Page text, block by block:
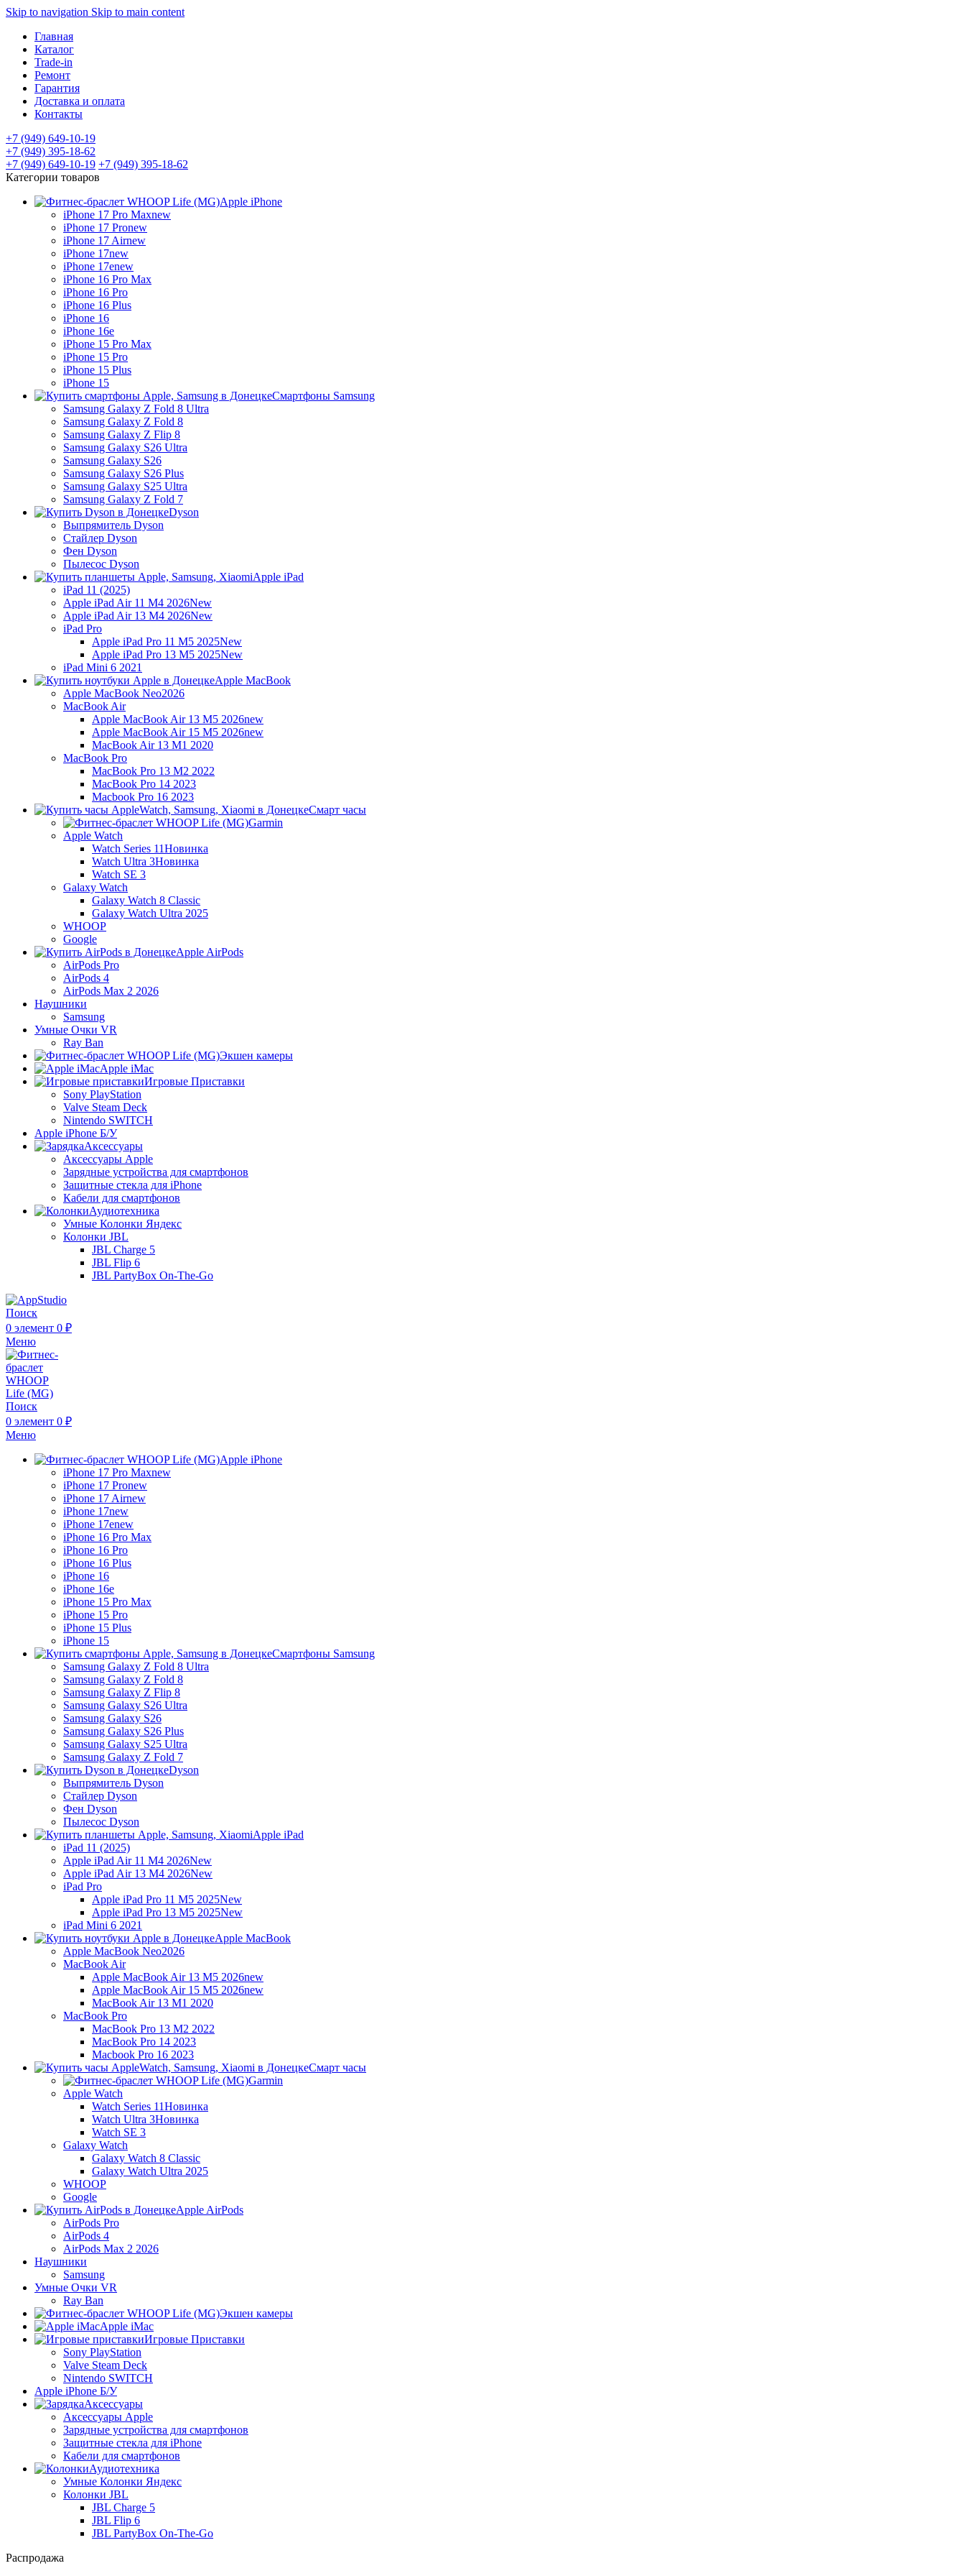
Skip to navigation Skip to main content
Главная
Каталог
Trade-in
Ремонт
Гарантия
Доставка и оплата
Контакты
+7 (949) 649-10-19
+7 (949) 395-18-62
+7 (949) 649-10-19 +7 (949) 395-18-62
Категории товаров
Apple iPhone
iPhone 17 Pro Maxnew
iPhone 17 Pronew
iPhone 17 Airnew
iPhone 17new
iPhone 17enew
iPhone 16 Pro Max
iPhone 16 Pro
iPhone 16 Plus
iPhone 16
iPhone 16e
iPhone 15 Pro Max
iPhone 15 Pro
iPhone 15 Plus
iPhone 15
Смартфоны Samsung
Samsung Galaxy Z Fold 8 Ultra
Samsung Galaxy Z Fold 8
Samsung Galaxy Z Flip 8
Samsung Galaxy S26 Ultra
Samsung Galaxy S26
Samsung Galaxy S26 Plus
Samsung Galaxy S25 Ultra
Samsung Galaxy Z Fold 7
Dyson
Выпрямитель Dyson
Стайлер Dyson
Фен Dyson
Пылесос Dyson
Apple iPad
iPad 11 (2025)
Apple iPad Air 11 M4 2026New
Apple iPad Air 13 M4 2026New
iPad Pro
Apple iPad Pro 11 M5 2025New
Apple iPad Pro 13 M5 2025New
iPad Mini 6 2021
Apple MacBook
Apple MacBook Neo2026
MacBook Air
Apple MacBook Air 13 M5 2026new
Apple MacBook Air 15 M5 2026new
MacBook Air 13 M1 2020
MacBook Pro
MacBook Pro 13 M2 2022
MacBook Pro 14 2023
Macbook Pro 16 2023
Смарт часы
Garmin
Apple Watch
Watch Series 11Новинка
Watch Ultra 3Новинка
Watch SE 3
Galaxy Watch
Galaxy Watch 8 Classic
Galaxy Watch Ultra 2025
WHOOP
Google
Apple AirPods
AirPods Pro
AirPods 4
AirPods Max 2 2026
Наушники
Samsung
Умные Очки VR
Ray Ban
Экшен камеры
Apple iMac
Игровые Приставки
Sony PlayStation
Valve Steam Deck
Nintendo SWITCH
Apple iPhone Б/У
Аксессуары
Аксессуары Apple
Зарядные устройства для смартфонов
Защитные стекла для iPhone
Кабели для смартфонов
Аудиотехника
Умные Колонки Яндекс
Колонки JBL
JBL Charge 5
JBL Flip 6
JBL PartyBox On-The-Go
Поиск
0 элемент 0 ₽
Меню
Поиск
0 элемент 0 ₽
Меню
Apple iPhone
iPhone 17 Pro Maxnew
iPhone 17 Pronew
iPhone 17 Airnew
iPhone 17new
iPhone 17enew
iPhone 16 Pro Max
iPhone 16 Pro
iPhone 16 Plus
iPhone 16
iPhone 16e
iPhone 15 Pro Max
iPhone 15 Pro
iPhone 15 Plus
iPhone 15
Смартфоны Samsung
Samsung Galaxy Z Fold 8 Ultra
Samsung Galaxy Z Fold 8
Samsung Galaxy Z Flip 8
Samsung Galaxy S26 Ultra
Samsung Galaxy S26
Samsung Galaxy S26 Plus
Samsung Galaxy S25 Ultra
Samsung Galaxy Z Fold 7
Dyson
Выпрямитель Dyson
Стайлер Dyson
Фен Dyson
Пылесос Dyson
Apple iPad
iPad 11 (2025)
Apple iPad Air 11 M4 2026New
Apple iPad Air 13 M4 2026New
iPad Pro
Apple iPad Pro 11 M5 2025New
Apple iPad Pro 13 M5 2025New
iPad Mini 6 2021
Apple MacBook
Apple MacBook Neo2026
MacBook Air
Apple MacBook Air 13 M5 2026new
Apple MacBook Air 15 M5 2026new
MacBook Air 13 M1 2020
MacBook Pro
MacBook Pro 13 M2 2022
MacBook Pro 14 2023
Macbook Pro 16 2023
Смарт часы
Garmin
Apple Watch
Watch Series 11Новинка
Watch Ultra 3Новинка
Watch SE 3
Galaxy Watch
Galaxy Watch 8 Classic
Galaxy Watch Ultra 2025
WHOOP
Google
Apple AirPods
AirPods Pro
AirPods 4
AirPods Max 2 2026
Наушники
Samsung
Умные Очки VR
Ray Ban
Экшен камеры
Apple iMac
Игровые Приставки
Sony PlayStation
Valve Steam Deck
Nintendo SWITCH
Apple iPhone Б/У
Аксессуары
Аксессуары Apple
Зарядные устройства для смартфонов
Защитные стекла для iPhone
Кабели для смартфонов
Аудиотехника
Умные Колонки Яндекс
Колонки JBL
JBL Charge 5
JBL Flip 6
JBL PartyBox On-The-Go
Распродажа